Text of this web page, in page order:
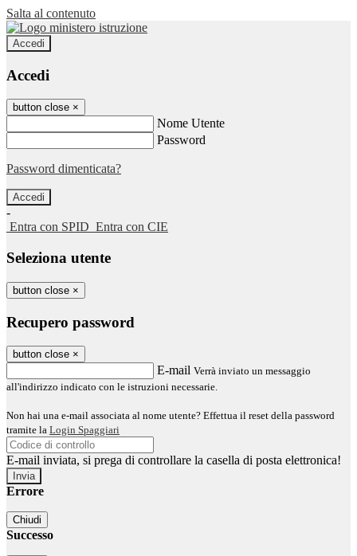
Salta al contenuto
Accedi
Accedi
button close ×
Nome Utente
Password
Password dimenticata?
-
Entra con SPID Entra con CIE
Seleziona utente
button close ×
Recupero password
button close ×
E-mail Verrà inviato un messaggio
all'indirizzo indicato con le istruzioni necessarie.
Non hai una e-mail associata al nome utente? Effettua il reset della password
tramite la Login Spaggiari
E-mail inviata, si prega di controllare la casella di posta elettronica!
Errore
Chiudi
Successo